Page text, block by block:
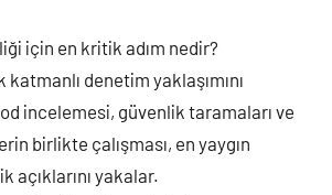
için en kritik adım nedir?
katmanlı denetim yaklaşımını
incelemesi, güvenlik taramaları ve
birlikte çalışması, en yaygın
açıklarını yakalar.